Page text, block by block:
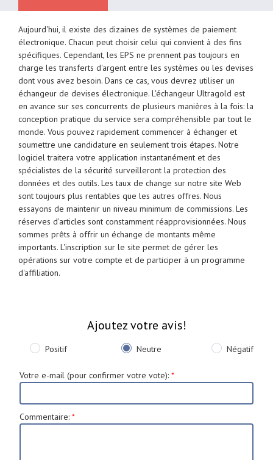
Systèmes de paiement disponibles
Aujourd'hui, il existe des dizaines de systèmes de paiement
électronique. Chacun peut choisir celui qui convient à des fins
spécifiques. Cependant, les EPS ne prennent pas toujours en
charge les transferts d'argent entre les systèmes ou les devises
dont vous avez besoin. Dans ce cas, vous devrez utiliser un
échangeur de devises électronique. L'échangeur Ultragold est
en avance sur ses concurrents de plusieurs manières à la fois: la
conception pratique du service sera compréhensible par tout le
monde. Vous pouvez rapidement commencer à échanger et
soumettre une candidature en seulement trois étapes. Notre
logiciel traitera votre application instantanément et des
spécialistes de la sécurité surveilleront la protection des
données et des outils. Les taux de change sur notre site Web
sont toujours plus rentables que les autres offres. Nous
essayons de maintenir un niveau minimum de commissions. Les
réserves d'articles sont constamment réapprovisionnées. Nous
sommes prêts à offrir un échange de montants même
importants. L'inscription sur le site permet de gérer les
opérations sur votre compte et de participer à un programme
d'affiliation.
Ajoutez votre avis!
Positif Neutre Négatif
Votre e-mail (pour confirmer votre vote): *
Commentaire: *